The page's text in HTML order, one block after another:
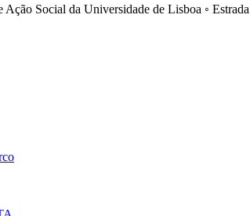
Social da Universidade de Lisboa ◦